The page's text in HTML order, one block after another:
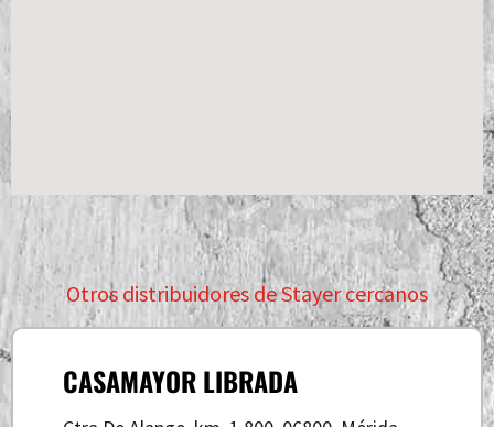
Otros distribuidores de Stayer cercanos
CASAMAYOR LIBRADA